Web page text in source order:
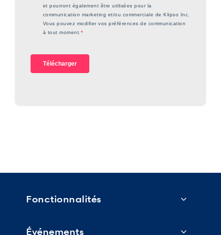
et pourront également être utilisées pour la
communication marketing et/ou commerciale de Klipso Inc.
Vous pouvez modifier vos préférences de communication
à tout moment. *
Fonctionnalités
Événements